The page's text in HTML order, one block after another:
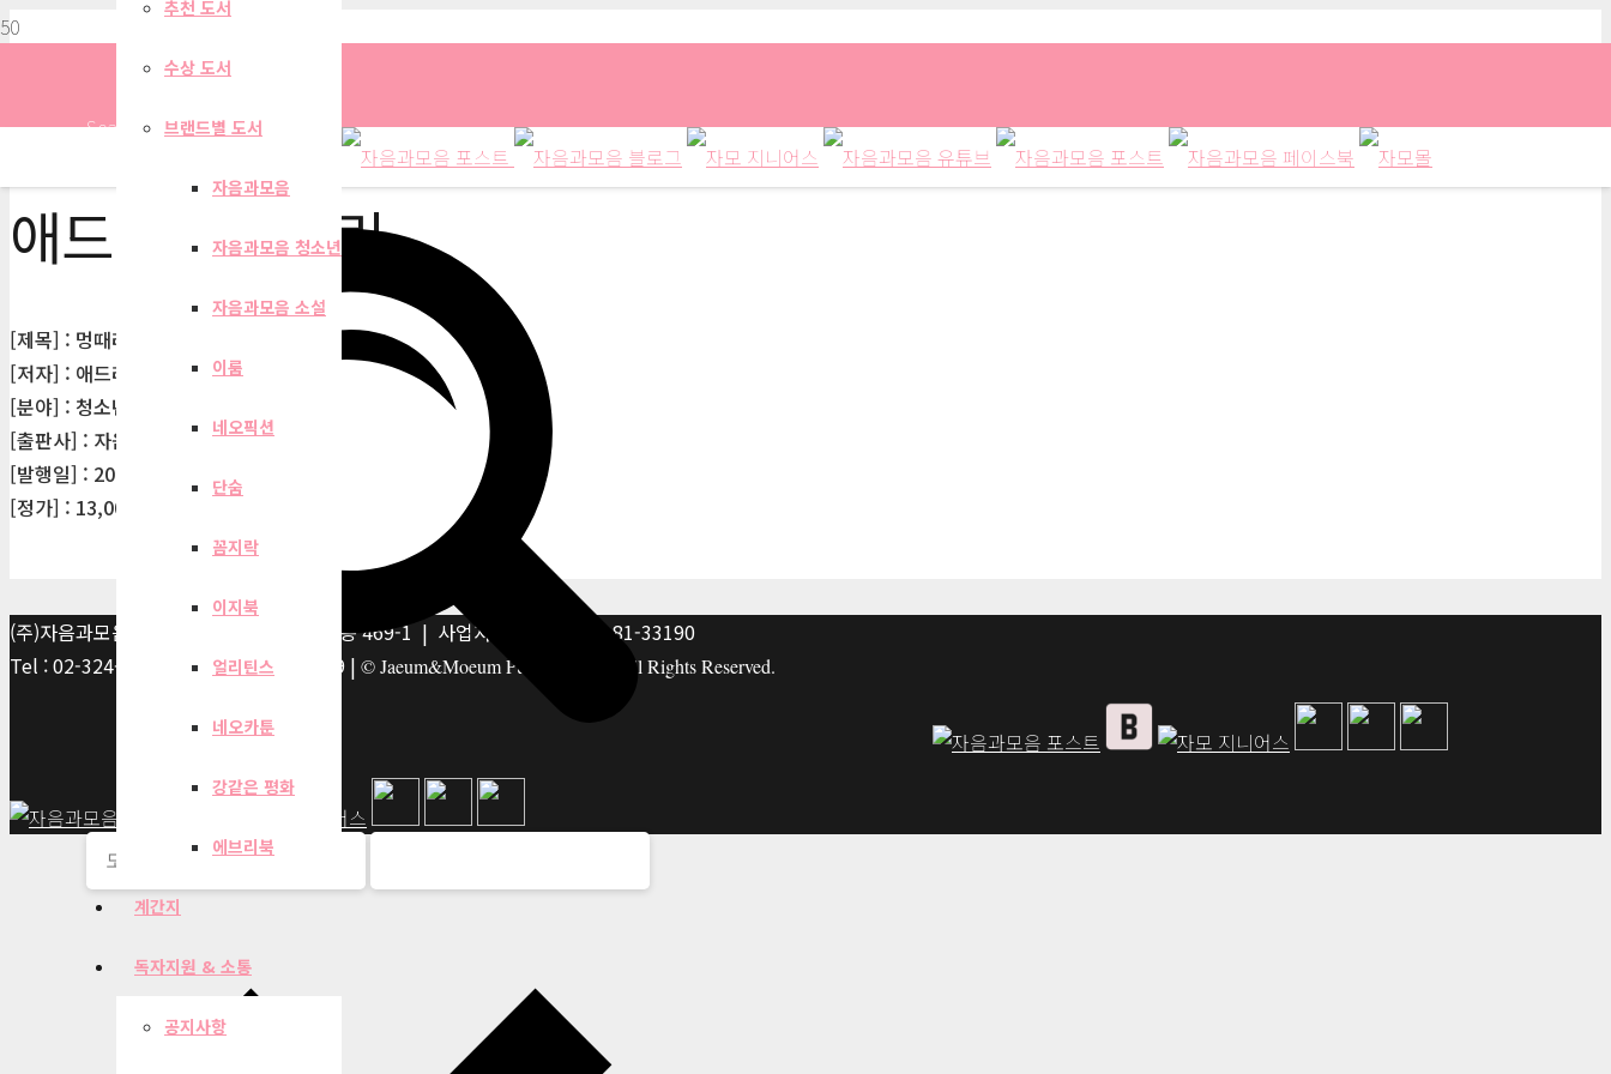
Search
추천 도서
수상 도서
브랜드별 도서
자음과모음
자음과모음 청소년
자음과모음 소설
이룸
네오픽션
단숨
꼼지락
이지북
얼리틴스
네오카툰
강같은 평화
에브리북
계간지
독자지원 & 소통
공지사항
애드리안 포겔린
[제목] : 멍때리기(청소년문학37)
[저자] : 애드리안 포겔린
[분야] : 청소년문학
[출판사] : 자음과모음
[발행일] : 2013-11-22
[정가] : 13,000원
(주)자음과모음 | 10881 경기 파주시 서패동 469-1 | 사업자등록번호: 117-81-33190
Tel : 02-324-2347 | Fax : 02-6959-8459 | © Jaeum&Moeum Publishing co. All Rights Reserved.